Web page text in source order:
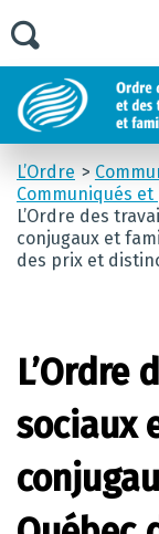
L’Ordre
Communiqués
L’Ordre des
conjugaux et
des prix et
L’Ordre
sociaux